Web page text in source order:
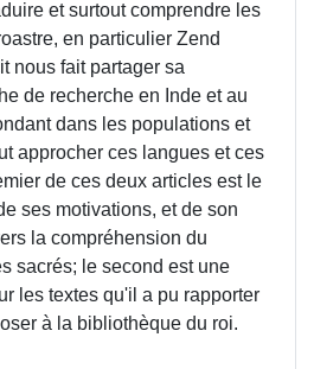
et surtout comprendre les
en particulier Zend
nous fait partager sa
de recherche en Inde et au
dans les populations et
approcher ces langues et ces
de ces deux articles est le
ses motivations, et de son
la compréhension du
sacrés; le second est une
les textes qu'il a pu rapporter
à la bibliothèque du roi.